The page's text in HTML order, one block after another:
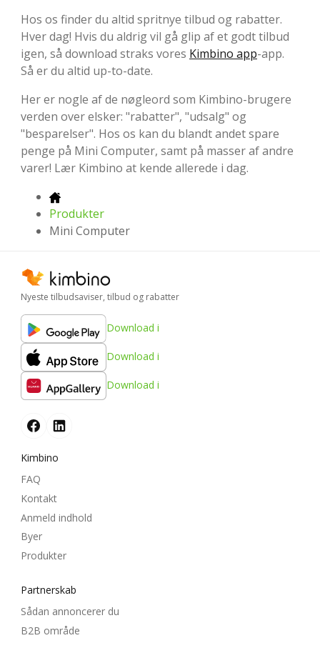
Hos os finder du altid spritnye tilbud og rabatter.
Hver dag! Hvis du aldrig vil gå glip af et godt tilbud
igen, så download straks vores Kimbino app-app.
Så er du altid up-to-date.
Her er nogle af de nøgleord som Kimbino-brugere
verden over elsker: "rabatter", "udsalg" og
"besparelser". Hos os kan du blandt andet spare
penge på Mini Computer, samt på masser af andre
varer! Lær Kimbino at kende allerede i dag.
Produkter
Mini Computer
Nyeste tilbudsaviser, tilbud og rabatter
Download i
Download i
Download i
Kimbino
FAQ
Kontakt
Anmeld indhold
Byer
Produkter
Partnerskab
Sådan annoncerer du
B2B område